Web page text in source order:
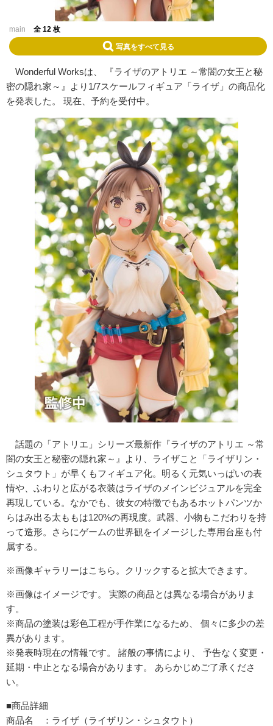
main 全 12 枚
写真をすべて見る
Wonderful Worksは、 『ライザのアトリエ ～常闇の女王と秘
密の隠れ家～』より 1/7スケールフィギュア「ライザ」の商品化
を発表した。 現在、予約を受付中。
話題の「アトリエ」シリーズ最新作『ライザのアトリエ ～常
闇の女王と秘密の隠れ家～』より、ライザこと「ライザリン・
シュタウト」が早くもフィギュア化。明るく元気いっぱいの表
情や、ふわりと広がる衣装はライザのメインビジュアルを完全
再現している。なかでも、彼女の特徴でもあるホットパンツか
らはみ出る太ももは120%の再現度。武器、小物もこだわりを持
って造形。さらにゲームの世界観をイメージした専用台座も付
属する。
※画像ギャラリーはこちら。クリックすると拡大できます。
※画像はイメージです。 実際の商品とは異なる場合がありま
す。
※商品の塗装は彩色工程が手作業になるため、 個々に多少の差
異があります。
※発表時現在の情報です。 諸般の事情により、 予告なく変更・
延期・中止となる場合があります。 あらかじめご了承くださ
い。
■商品詳細
商品名 ：ライザ（ライザリン・シュタウト）